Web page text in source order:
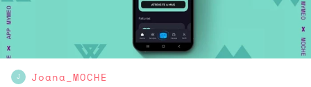
J Joana_MOCHE